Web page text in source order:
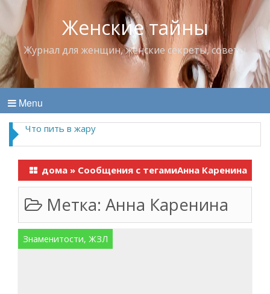
Женские тайны
Журнал для женщин, женские секреты, советы
Menu
Что пить в жару
дома » Сообщения с тегамиАнна Каренина
Метка: Анна Каренина
Знаменитости, ЖЗЛ